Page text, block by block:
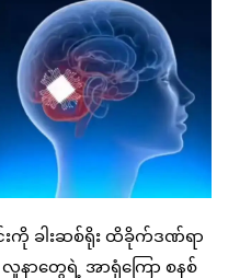
င်းကို ခါးဆစ်ရိုး ထိခိုက်ဒဏ်ရာ
ာတွေရဲ့ အာရုံကြော စနစ်